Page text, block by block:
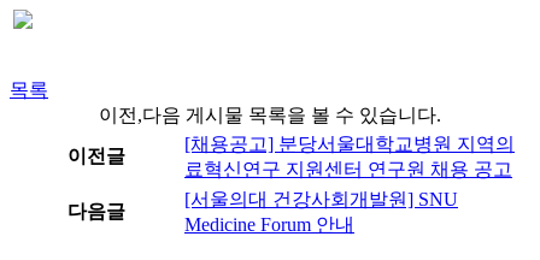
목록
이전,다음 게시물 목록을 볼 수 있습니다.
이전글
[채용공고] 분당서울대학교병원 지역의
료혁신연구 지원센터 연구원 채용 공고
다음글
[서울의대 건강사회개발원] SNU
Medicine Forum 안내